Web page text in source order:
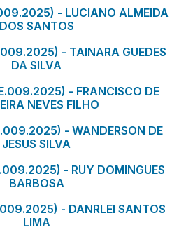
- LUCIANO ALMEIDA
DOS SANTOS
- TAINARA GUEDES
DA SILVA
- FRANCISCO DE
NEVES FILHO
- WANDERSON DE
JESUS SILVA
- RUY DOMINGUES
BARBOSA
- DANRLEI SANTOS
LIMA